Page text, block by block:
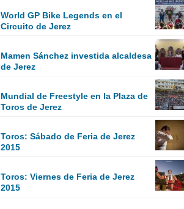
World GP Bike Legends en el
Circuito de Jerez
Mamen Sánchez investida alcaldesa
de Jerez
Mundial de Freestyle en la Plaza de
Toros de Jerez
Toros: Sábado de Feria de Jerez
2015
Toros: Viernes de Feria de Jerez
2015